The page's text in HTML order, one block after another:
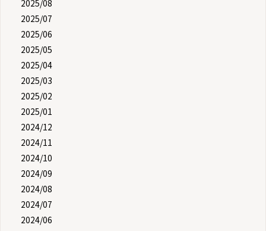
2025/08
2025/07
2025/06
2025/05
2025/04
2025/03
2025/02
2025/01
2024/12
2024/11
2024/10
2024/09
2024/08
2024/07
2024/06